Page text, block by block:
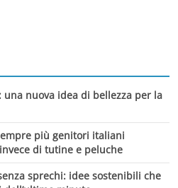
una nuova idea di bellezza per la
più genitori italiani
di tutine e peluche
sprechi: idee sostenibili che